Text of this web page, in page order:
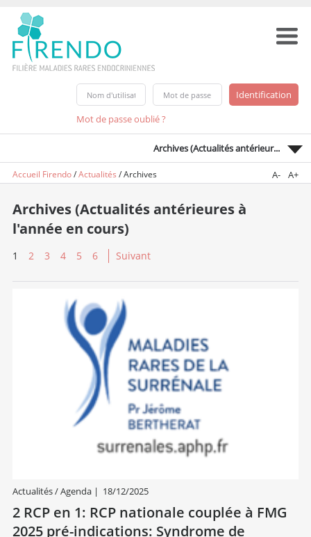
Mot de passe oublié ?
Archives (Actualités antérieur...
Accueil Firendo/Actualités /Archives A- A+
Archives (Actualités antérieures à
l'année en cours)
1 2 3 4 5 6 Suivant
Actualités / Agenda| 18/12/2025
2 RCP en 1: RCP nationale couplée à FMG
2025 pré-indications: Syndrome de